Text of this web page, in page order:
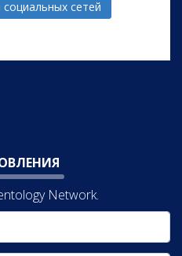
сетей
Network.